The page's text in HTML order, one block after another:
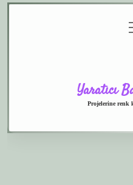
Yaratıcı
Projelerine renk